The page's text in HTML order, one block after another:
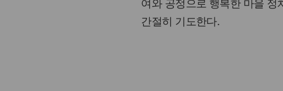
여와 공정으로 행복한 마을
간절히 기도한다.